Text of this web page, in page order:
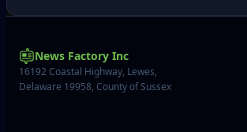
News Factory Inc
16192 Coastal Highway, Lewes,
Delaware 19958, County of Sussex